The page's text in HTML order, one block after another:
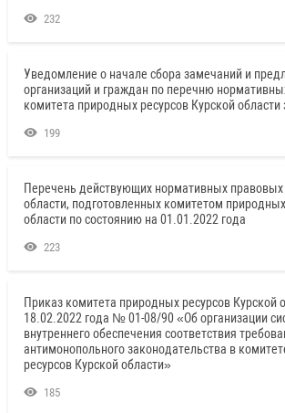
232
Уведомление о начале сбора замечаний и
организаций и граждан по перечню
комитета природных ресурсов Курской области
199
Перечень действующих нормативных правовых
области, подготовленных комитетом
области по состоянию на 01.01.2022 года
223
Приказ комитета природных ресурсов Курской
18.02.2022 года № 01-08/90 «Об организации
внутреннего обеспечения соответствия
антимонопольного законодательства в
ресурсов Курской области»
185